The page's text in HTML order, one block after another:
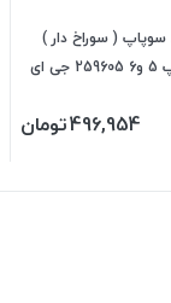
سوپاپ ( سوراخ دار )
پژو 206 تیپ 5 و6 259605 جی ای
496,954تومان